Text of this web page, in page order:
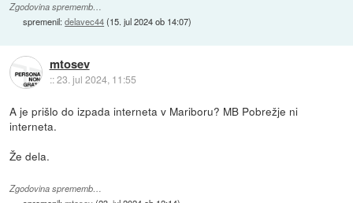
Zgodovina sprememb…
spremenil:delavec44(15. jul 2024 ob 14:07)
mtosev
::23. jul 2024, 11:55
A je prišlo do izpada interneta v Mariboru? MB Pobrežje ni
interneta.
Že dela.
Zgodovina sprememb…